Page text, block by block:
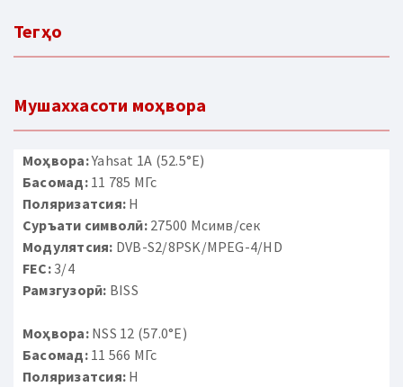
Тегҳо
Мушаххасоти моҳвора
Моҳвора:Yahsat 1A (52.5°E)
Басомад:11 785 МГс
Поляризатсия: H
Суръати символӣ:27500 Мсимв/сек
Модулятсия: DVB-S2/8PSK/MPEG-4/HD
FEC:3/4
Рамзгузорӣ: BISS
Моҳвора:NSS 12 (57.0°E)
Басомад:11 566 МГс
Поляризатсия: H